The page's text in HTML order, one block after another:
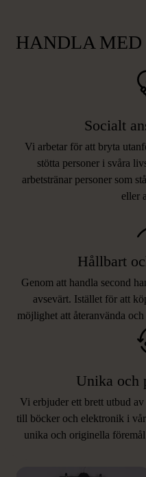
HANDLA MED
Socialt
Vi arbetar för att bryta
stötta personer i svåra
arbetstränar personer som
eller
Hållbart
Genom att handla second
avsevärt. Istället för att
möjlighet att återanvända
Unika och
Vi erbjuder ett brett utbud
till böcker och elektronik i
unika och originella
LIKNANDE
Hitta produkter